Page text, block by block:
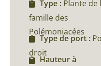
Type : Plante de
famille des
Polémoniacées
Type de port :
droit
Hauteur à